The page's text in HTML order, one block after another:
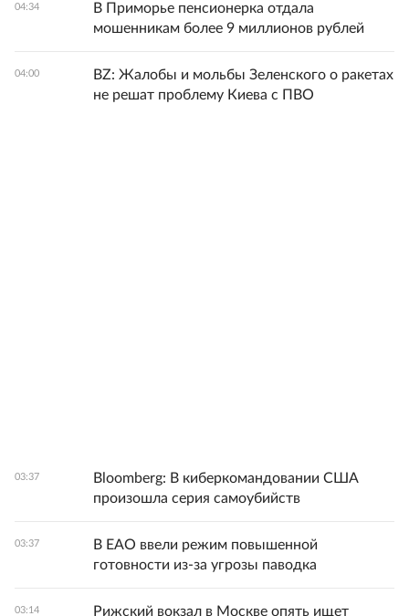
04:34
В Приморье пенсионерка отдала
мошенникам более 9 миллионов рублей
04:00
BZ: Жалобы и мольбы Зеленского о ракетах
не решат проблему Киева с ПВО
03:37
Bloomberg: В киберкомандовании США
произошла серия самоубийств
03:37
В ЕАО ввели режим повышенной
готовности из-за угрозы паводка
03:14
Рижский вокзал в Москве опять ищет